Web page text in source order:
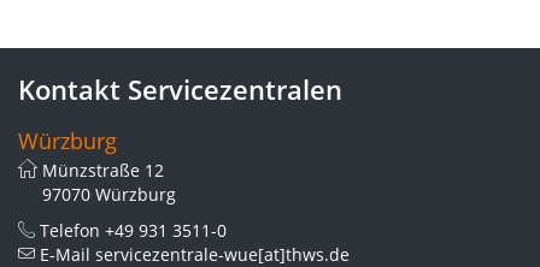
Kontakt Servicezentralen
Würzburg
Münzstraße 12
97070 Würzburg
Telefon +49 931 3511-0
E-Mail servicezentrale-wue[at]thws.de